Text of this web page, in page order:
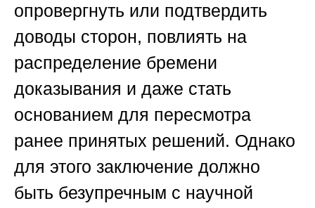
опровергнуть или подтвердить
доводы сторон, повлиять на
распределение бремени
доказывания и даже стать
основанием для пересмотра
ранее принятых решений. Однако
для этого заключение должно
быть безупречным с научной